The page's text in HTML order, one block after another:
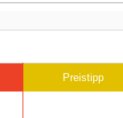
Preistipp